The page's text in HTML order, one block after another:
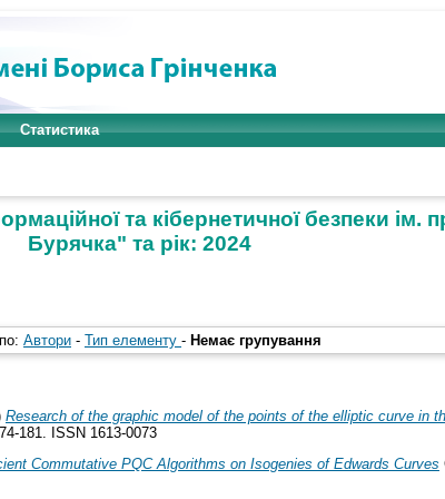
Статистика
та кібернетичної безпеки
Бурячка" та рік: 2024
Автори - Тип елементу - Немає групування
Research of the graphic model of the points of the elliptic curve in
181. ISSN 1613-0073
Commutative PQC Algorithms on Isogenies of Edwards Curves